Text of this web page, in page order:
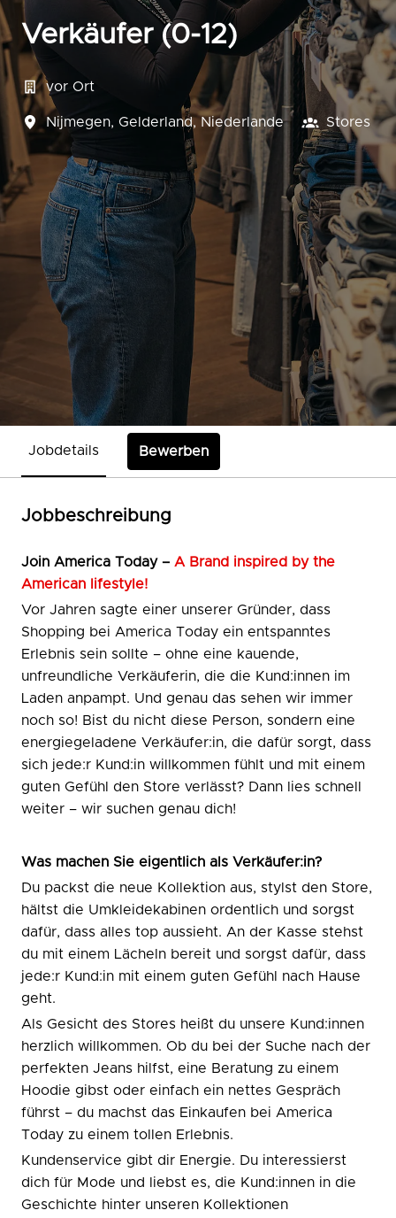
Verkäufer (0-12)
vor Ort
Nijmegen, Gelderland, Niederlande Stores
Jobdetails Bewerben
Jobbeschreibung
Join America Today – A Brand inspired by the
American lifestyle!
Vor Jahren sagte einer unserer Gründer, dass
Shopping bei America Today ein entspanntes
Erlebnis sein sollte – ohne eine kauende,
unfreundliche Verkäuferin, die die Kund:innen im
Laden anpampt. Und genau das sehen wir immer
noch so! Bist du nicht diese Person, sondern eine
energiegeladene Verkäufer:in, die dafür sorgt, dass
sich jede:r Kund:in willkommen fühlt und mit einem
guten Gefühl den Store verlässt? Dann lies schnell
weiter – wir suchen genau dich!
Was machen Sie eigentlich als Verkäufer:in?
Du packst die neue Kollektion aus, stylst den Store,
hältst die Umkleidekabinen ordentlich und sorgst
dafür, dass alles top aussieht. An der Kasse stehst
du mit einem Lächeln bereit und sorgst dafür, dass
jede:r Kund:in mit einem guten Gefühl nach Hause
geht.
Als Gesicht des Stores heißt du unsere Kund:innen
herzlich willkommen. Ob du bei der Suche nach der
perfekten Jeans hilfst, eine Beratung zu einem
Hoodie gibst oder einfach ein nettes Gespräch
führst – du machst das Einkaufen bei America
Today zu einem tollen Erlebnis.
Kundenservice gibt dir Energie. Du interessierst
dich für Mode und liebst es, die Kund:innen in die
Geschichte hinter unseren Kollektionen